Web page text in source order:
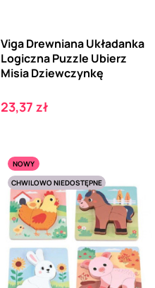
Viga Drewniana Układanka
Logiczna Puzzle Ubierz
Misia Dziewczynkę
Cena
23,37 zł
NOWY
CHWILOWO NIEDOSTĘPNE